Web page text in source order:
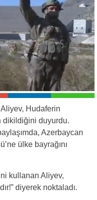
Hudaferin
dikildiğini duyurdu.
Azerbaycan
ülke bayrağını
kullanan Aliyev,
diyerek noktaladı.